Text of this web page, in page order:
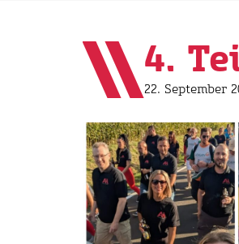
4.
22. September